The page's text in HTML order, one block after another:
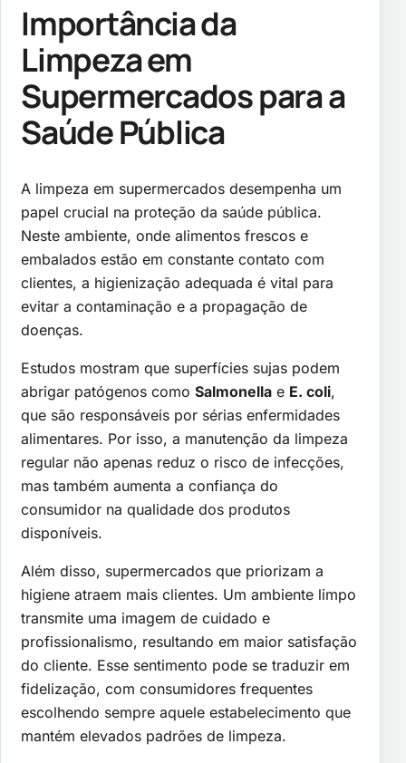
Importância da
Limpeza em
Supermercados para a
Saúde Pública
A limpeza em supermercados desempenha um
papel crucial na proteção da saúde pública.
Neste ambiente, onde alimentos frescos e
embalados estão em constante contato com
clientes, a higienização adequada é vital para
evitar a contaminação e a propagação de
doenças.
Estudos mostram que superfícies sujas podem
abrigar patógenos como Salmonella e E. coli,
que são responsáveis por sérias enfermidades
alimentares. Por isso, a manutenção da limpeza
regular não apenas reduz o risco de infecções,
mas também aumenta a confiança do
consumidor na qualidade dos produtos
disponíveis.
Além disso, supermercados que priorizam a
higiene atraem mais clientes. Um ambiente limpo
transmite uma imagem de cuidado e
profissionalismo, resultando em maior satisfação
do cliente. Esse sentimento pode se traduzir em
fidelização, com consumidores frequentes
escolhendo sempre aquele estabelecimento que
mantém elevados padrões de limpeza.